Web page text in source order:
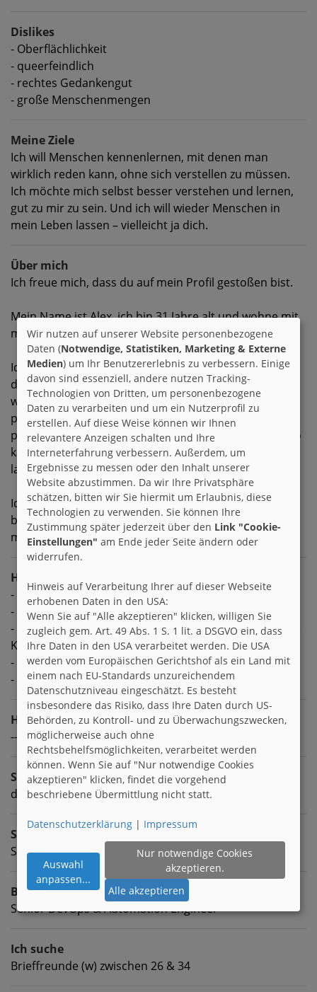
Dislikes
- Oberflächlichkeit
- queerfeindlich
- rechtes Gedankengut
- große Menschenmengen
Meine Ziele
Ich will Menschen kennenlernen, mit denen man
wirklich reden kann, ohne sich verstellen zu müssen.
Ich möchte mich selbst besser verstehen und lernen,
gut zu mir zu sein. Und ich will wieder Menschen in
mein Leben lassen – vielleicht ja dich.
Über mich
Ich freue mich, dass du auf mein Profil gestoßen bist.
Mein Name ist Alex, ich bin 31 Jahre alt und wohne mit
meinen zwei Katzen Xoni und Kasper in Mannheim.
Ich bin gerade an einem Punkt in meinem Leben, an
dem ich selbst etwas orientierungslos bin und mich
wieder finden muss. In den letzten Jahren ist einiges
passiert, deshalb ist mir ein Austausch auf
persönlicher und emotionaler Ebene wichtig. Genauso
kann ich aber auch albern sein und über mich selbst
lachen.
Ich habe eine lange Beziehung und Ehe hinter mir und
bin nach zwei Jahren wieder bereit, neue Menschen in
mein Leben zu lassen.
Hobbies
- Gaming
- Technik
- Sport/Ernährung (Kraftsport und vegetarisch/vegane
Küche)
- Musik (Deutschrap und Dark Metal / Trap)
- mein Katzis :)
Homepage
---
Sprachen
deutsch
Sternzeichen
Schütze
Beruf
Senior DevOps & Automation Engineer
Ich suche
Brieffreunde (w) zwischen 26 & 34
Wir nutzen auf unserer Website personenbezogene
Daten (Notwendige, Statistiken, Marketing & Externe
Medien) um Ihr Benutzererlebnis zu verbessern. Einige
davon sind essenziell, andere nutzen Tracking-
Technologien von Dritten, um personenbezogene
Daten zu verarbeiten und um ein Nutzerprofil zu
erstellen. Auf diese Weise können wir Ihnen
relevantere Anzeigen schalten und Ihre
Interneterfahrung verbessern. Außerdem, um
Ergebnisse zu messen oder den Inhalt unserer
Website abzustimmen. Da wir Ihre Privatsphäre
schätzen, bitten wir Sie hiermit um Erlaubnis, diese
Technologien zu verwenden. Sie können Ihre
Zustimmung später jederzeit über den Link "Cookie-
Einstellungen" am Ende jeder Seite ändern oder
widerrufen.
Hinweis auf Verarbeitung Ihrer auf dieser Webseite
erhobenen Daten in den USA:
Wenn Sie auf "Alle akzeptieren" klicken, willigen Sie
zugleich gem. Art. 49 Abs. 1 S. 1 lit. a DSGVO ein, dass
Ihre Daten in den USA verarbeitet werden. Die USA
werden vom Europäischen Gerichtshof als ein Land mit
einem nach EU-Standards unzureichendem
Datenschutzniveau eingeschätzt. Es besteht
insbesondere das Risiko, dass Ihre Daten durch US-
Behörden, zu Kontroll- und zu Überwachungszwecken,
möglicherweise auch ohne
Rechtsbehelfsmöglichkeiten, verarbeitet werden
können. Wenn Sie auf "Nur notwendige Cookies
akzeptieren" klicken, findet die vorgehend
beschriebene Übermittlung nicht statt.
Datenschutzerklärung | Impressum
Auswahl
anpassen...
Nur notwendige Cookies
akzeptieren.
Alle akzeptieren